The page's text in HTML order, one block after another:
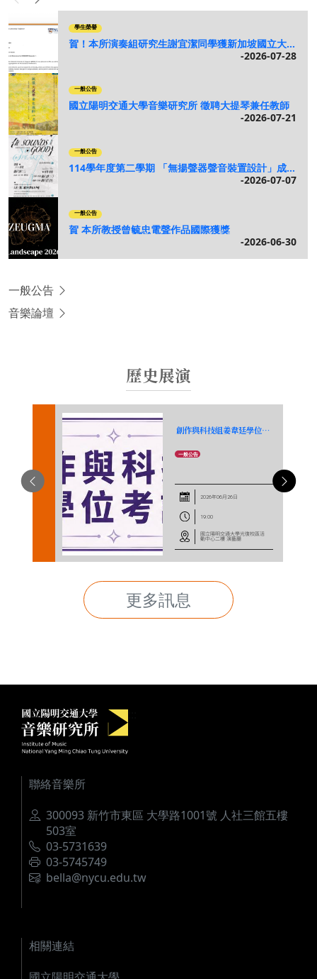
下一
學生榮譽
賀！本所演奏組研究生謝宜潔同學獲新加坡國立大學（NUS）錄取 115 學年度第一學期交換生
2026-07-28
一般公告
國立陽明交通大學音樂研究所 徵聘大提琴兼任教師
2026-07-21
一般公告
114學年度第二學期 「無揚聲器聲音裝置設計」成果展
2026-07-07
一般公告
賀 本所教授曾毓忠電聲作品國際獲獎
2026-06-30
一般公告
音樂論壇
歷史展演
創作與科技組姜韋廷學位考試公告
一般公告
2026年06月26日
19:00
國立陽明交通大學光復校區活
動中心二樓 演藝廳
上一 下一
更多訊息
國立陽明交通大學音樂研究所
聯絡音樂所
地址
300093 新竹市東區 大學路1001號 人社三館五樓
503室
電話
03-5731639
傳真
03-5745749
電郵
bella@nycu.edu.tw
相關連結